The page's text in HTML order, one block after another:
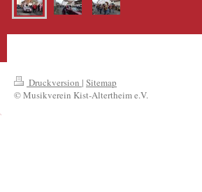
Druckversion | Sitemap
© Musikverein Kist-Altertheim e.V.